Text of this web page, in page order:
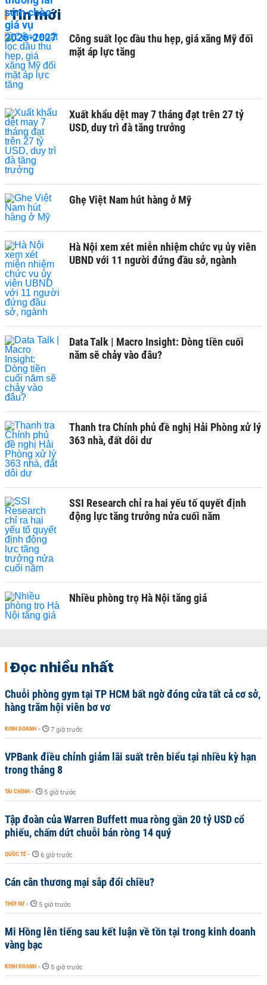
Tin mới
Công suất lọc dầu thu hẹp, giá xăng Mỹ đối
mặt áp lực tăng
Xuất khẩu dệt may 7 tháng đạt trên 27 tỷ
USD, duy trì đà tăng trưởng
Ghẹ Việt Nam hút hàng ở Mỹ
Hà Nội xem xét miễn nhiệm chức vụ ủy viên
UBND với 11 người đứng đầu sở, ngành
Data Talk | Macro Insight: Dòng tiền cuối
năm sẽ chảy vào đâu?
Thanh tra Chính phủ đề nghị Hải Phòng xử lý
363 nhà, đất dôi dư
SSI Research chỉ ra hai yếu tố quyết định
động lực tăng trưởng nửa cuối năm
Nhiều phòng trọ Hà Nội tăng giá
Đọc nhiều nhất
Chuỗi phòng gym tại TP HCM bất ngờ đóng cửa tất cả cơ sở,
hàng trăm hội viên bơ vơ
KINH DOANH - 7 giờ trước
VPBank điều chỉnh giảm lãi suất trên biểu tại nhiều kỳ hạn
trong tháng 8
TÀI CHÍNH - 5 giờ trước
Tập đoàn của Warren Buffett mua ròng gần 20 tỷ USD cổ
phiếu, chấm dứt chuỗi bán ròng 14 quý
QUỐC TẾ - 6 giờ trước
Cán cân thương mại sắp đổi chiều?
THỜI SỰ - 5 giờ trước
Mi Hồng lên tiếng sau kết luận về tồn tại trong kinh doanh
vàng bạc
KINH DOANH - 5 giờ trước